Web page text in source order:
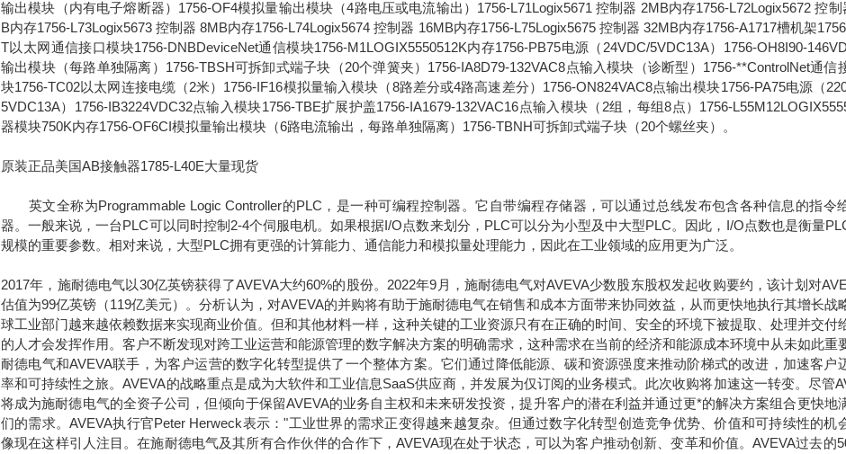
输出模块（内有电子熔断器）1756-OF4模拟量输出模块（4路电压或电流输出）1756-L71Logix5671 控制器 2MB内存1756-L72Logix5672 控制
B内存1756-L73Logix5673 控制器 8MB内存1756-L74Logix5674 控制器 16MB内存1756-L75Logix5675 控制器 32MB内存1756-A1717槽机架
T以太网通信接口模块1756-DNBDeviceNet通信模块1756-M1LOGIX5550512K内存1756-PB75电源（24VDC/5VDC13A）1756-OH8I90-
输出模块（每路单独隔离）1756-TBSH可拆卸式端子块（20个弹簧夹）1756-IA8D79-132VAC8点输入模块（诊断型）1756-**ControlNet通信
块1756-TC02以太网连接电缆（2米）1756-IF16模拟量输入模块（8路差分或4路高速差分）1756-ON824VAC8点输出模块1756-PA75电源（
5VDC13A）1756-IB3224VDC32点输入模块1756-TBE扩展护盖1756-IA1679-132VAC16点输入模块（2组，每组8点）1756-
器模块750K内存1756-OF6CI模拟量输出模块（6路电流输出，每路单独隔离）1756-TBNH可拆卸式端子块（20个螺丝夹）。
原装正品美国AB接触器1785-L40E大量现货
英文全称为Programmable Logic Controller的PLC，是一种可编程控制器。它自带编程存储器，可以通过总线发布包含各种信息的指令
器。一般来说，一台PLC可以同时控制2-4个伺服电机。如果根据I/O点数来划分，PLC可以分为小型及中大型PLC。因此，I/O点数也是衡量
规模的重要参数。相对来说，大型PLC拥有更强的计算能力、通信能力和模拟量处理能力，因此在工业领域的应用更为广泛。
2017年，施耐德电气以30亿英镑获得了AVEVA大约60%的股份。2022年9月，施耐德电气对AVEVA少数股东股权发起收购要约，该计划对
估值为99亿英镑（119亿美元）。分析认为，对AVEVA的并购将有助于施耐德电气在销售和成本方面带来协同效益，从而更快地执行其增长战
球工业部门越来越依赖数据来实现商业价值。但和其他材料一样，这种关键的工业资源只有在正确的时间、安全的环境下被提取、处理并交付
的人才会发挥作用。客户不断发现对跨工业运营和能源管理的数字解决方案的明确需求，这种需求在当前的经济和能源成本环境中从未如此重
耐德电气和AVEVA联手，为客户运营的数字化转型提供了一个整体方案。它们通过降低能源、碳和资源强度来推动阶梯式的改进，加速客户
率和可持续性之旅。AVEVA的战略重点是成为大软件和工业信息SaaS供应商，并发展为仅订阅的业务模式。此次收购将加速这一转变。尽管
将成为施耐德电气的全资子公司，但倾向于保留AVEVA的业务自主权和未来研发投资，提升客户的潜在利益并通过更*的解决方案组合更快地
们的需求。AVEVA执行官Peter Herweck表示："工业世界的需求正变得越来越复杂。但通过数字化转型创造竞争优势、价值和可持续性的机
像现在这样引人注目。在施耐德电气及其所有合作伙伴的合作下，AVEVA现在处于状态，可以为客户推动创新、变革和价值。AVEVA过去的